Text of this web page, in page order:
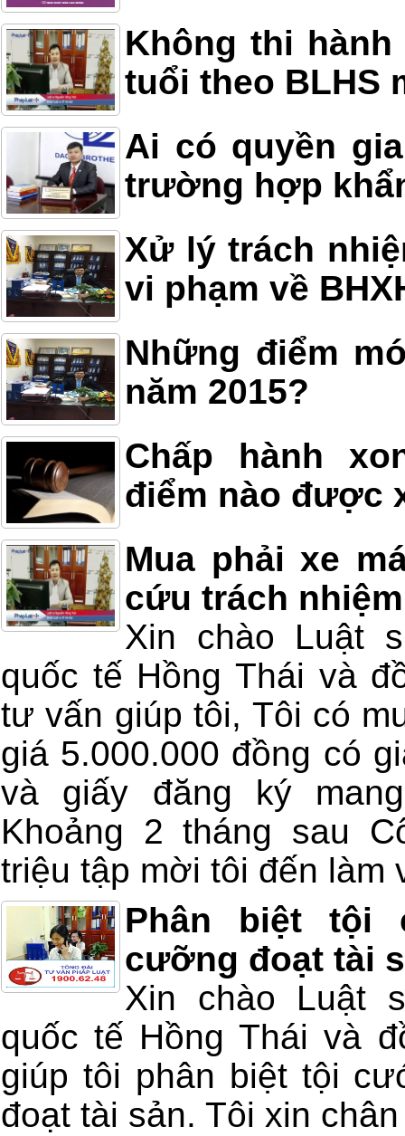
Không thi
tuổi theo BLHS
Ai có quyền
trường hợp
Xử lý trách
vi phạm về
Những điểm
năm 2015?
Chấp hành
điểm nào được
Mua phải xe
cứu trách
Xin chào Luật
quốc tế Hồng Thái và
tư vấn giúp tôi, Tôi có
giá 5.000.000 đồng có
và giấy đăng ký
Khoảng 2 tháng sau
triệu tập mời tôi đến làm
Phân biệt tội
cưỡng đoạt tài
Xin chào Luật
quốc tế Hồng Thái và
giúp tôi phân biệt tội
đoạt tài sản. Tôi xin